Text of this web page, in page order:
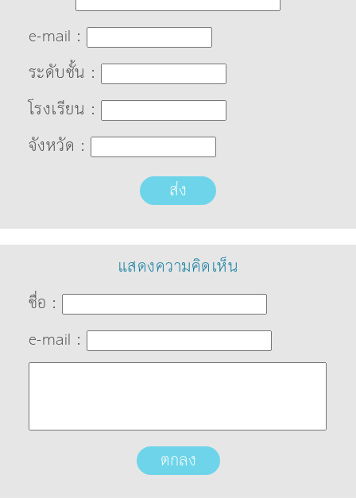
e-mail :
ระดับชั้น :
โรงเรียน :
จังหวัด :
ส่ง
แสดงความคิดเห็น
ชื่อ :
e-mail :